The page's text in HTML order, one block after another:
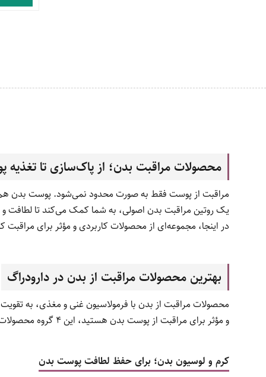
محصولات مراقبت بدن؛ از پاک‌سازی تا تغذیه
مراقبت از پوست فقط به صورت محدود نمی‌شود. پوست بدن هم
یک روتین مراقبت بدن اصولی، به شما کمک می‌کند تا لطافت
در اینجا، مجموعه‌ای از محصولات کاربردی و مؤثر برای
بهترین محصولات مراقبت از بدن در دارودراگ
محصولات مراقبت از بدن با فرمولاسیون غنی و مغذی، به
و مؤثر برای مراقبت از پوست بدن هستید، این ۴ گروه محصولات ویژه را از دست ندهید.
کرم و لوسیون بدن؛ برای حفظ لطافت پوست بدن